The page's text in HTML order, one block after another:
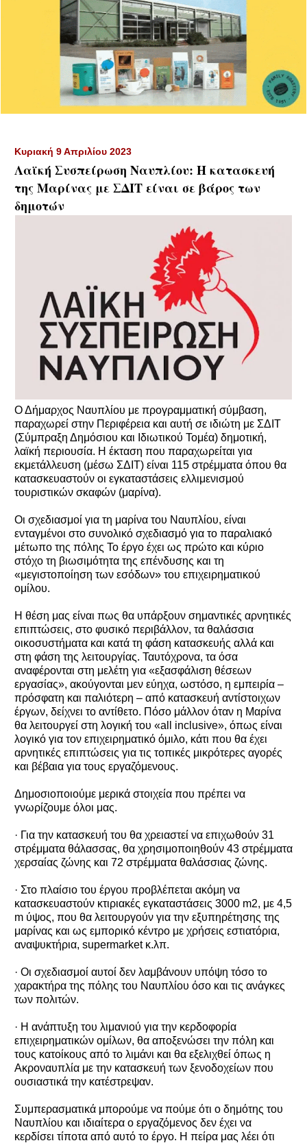
Κυριακή 9 Απριλίου 2023
Λαϊκή Συσπείρωση Ναυπλίου: Η κατασκευή
της Μαρίνας με ΣΔΙΤ είναι σε βάρος των
δημοτών
Ο Δήμαρχος Ναυπλίου με προγραμματική σύμβαση,
παραχωρεί στην Περιφέρεια και αυτή σε ιδιώτη με ΣΔΙΤ
(Σύμπραξη Δημόσιου και Ιδιωτικού Τομέα) δημοτική,
λαϊκή περιουσία. Η έκταση που παραχωρείται για
εκμετάλλευση (μέσω ΣΔΙΤ) είναι 115 στρέμματα όπου θα
κατασκευαστούν οι εγκαταστάσεις ελλιμενισμού
τουριστικών σκαφών (μαρίνα).
Οι σχεδιασμοί για τη μαρίνα του Ναυπλίου, είναι
ενταγμένοι στο συνολικό σχεδιασμό για το παραλιακό
μέτωπο της πόλης Το έργο έχει ως πρώτο και κύριο
στόχο τη βιωσιμότητα της επένδυσης και τη
«μεγιστοποίηση των εσόδων» του επιχειρηματικού
ομίλου.
Η θέση μας είναι πως θα υπάρξουν σημαντικές αρνητικές
επιπτώσεις, στο φυσικό περιβάλλον, τα θαλάσσια
οικοσυστήματα και κατά τη φάση κατασκευής αλλά και
στη φάση της λειτουργίας. Ταυτόχρονα, τα όσα
αναφέρονται στη μελέτη για «εξασφάλιση θέσεων
εργασίας», ακούγονται μεν εύηχα, ωστόσο, η εμπειρία –
πρόσφατη και παλιότερη – από κατασκευή αντίστοιχων
έργων, δείχνει το αντίθετο. Πόσο μάλλον όταν η Μαρίνα
θα λειτουργεί στη λογική του «all inclusive», όπως είναι
λογικό για τον επιχειρηματικό όμιλο, κάτι που θα έχει
αρνητικές επιπτώσεις για τις τοπικές μικρότερες αγορές
και βέβαια για τους εργαζόμενους.
Δημοσιοποιούμε μερικά στοιχεία που πρέπει να
γνωρίζουμε όλοι μας.
· Για την κατασκευή του θα χρειαστεί να επιχωθούν 31
στρέμματα θάλασσας, θα χρησιμοποιηθούν 43 στρέμματα
χερσαίας ζώνης και 72 στρέμματα θαλάσσιας ζώνης.
· Στο πλαίσιο του έργου προβλέπεται ακόμη να
κατασκευαστούν κτιριακές εγκαταστάσεις 3000 m2, με 4,5
m ύψος, που θα λειτουργούν για την εξυπηρέτησης της
μαρίνας και ως εμπορικό κέντρο με χρήσεις εστιατόρια,
αναψυκτήρια, supermarket κ.λπ.
· Οι σχεδιασμοί αυτοί δεν λαμβάνουν υπόψη τόσο το
χαρακτήρα της πόλης του Ναυπλίου όσο και τις ανάγκες
των πολιτών.
· Η ανάπτυξη του λιμανιού για την κερδοφορία
επιχειρηματικών ομίλων, θα αποξενώσει την πόλη και
τους κατοίκους από το λιμάνι και θα εξελιχθεί όπως η
Ακροναυπλία με την κατασκευή των ξενοδοχείων που
ουσιαστικά την κατέστρεψαν.
Συμπερασματικά μπορούμε να πούμε ότι ο δημότης του
Ναυπλίου και ιδιαίτερα ο εργαζόμενος δεν έχει να
κερδίσει τίποτα από αυτό το έργο. Η πείρα μας λέει ότι